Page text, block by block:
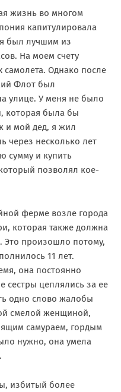
жизнь во многом
капитулировала
был лучшим из
На моем счету
самолета. Однако после
Флот был
улице. У меня не было
которая была бы
и мой дед, я жил
через несколько лет
сумму и купить
позволял кое-
ферме возле города
которая также должна
Это произошло потому,
11 лет.
она постоянно
сестры цеплялись за ее
одно слово жалобы
смелой женщиной,
самураем, гордым
нужно, она умела
избитый более